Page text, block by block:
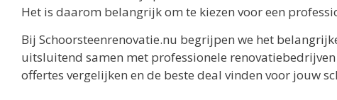
Het is daarom belangrijk om te kiezen voor een
Bij Schoorsteenrenovatie.nu begrijpen we het
uitsluitend samen met professionele
offertes vergelijken en de beste deal vinden voor jouw